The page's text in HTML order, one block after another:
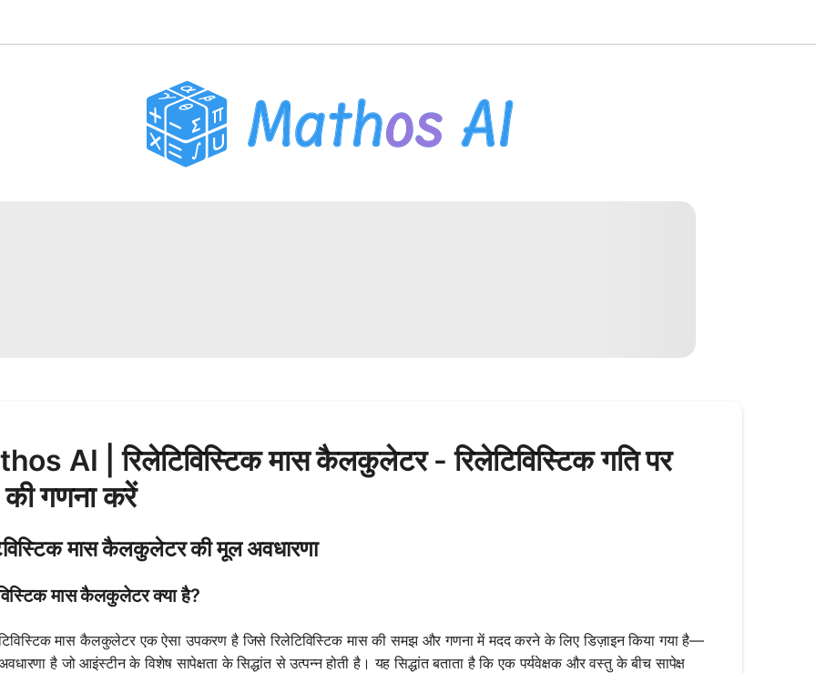
AI | रिलेटिविस्टिक मास कैलकुलेटर - रिलेटिविस्टिक गति पर
की गणना करें
मास कैलकुलेटर की मूल अवधारणा
मास कैलकुलेटर क्या है?
मास कैलकुलेटर एक ऐसा उपकरण है जिसे रिलेटिविस्टिक मास की समझ और गणना में मदद करने के लिए डिज़ाइन किया गया है—
है जो आइंस्टीन के विशेष सापेक्षता के सिद्धांत से उत्पन्न होती है। यह सिद्धांत बताता है कि एक पर्यवेक्षक और वस्तु के बीच सापेक्ष